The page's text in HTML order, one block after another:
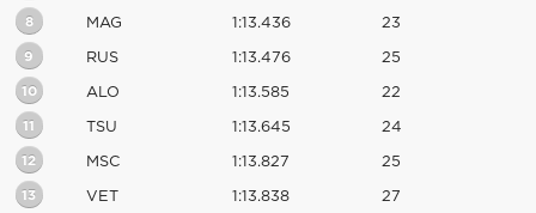
8 MAG 1:13.436 23
9 RUS 1:13.476 25
10 ALO 1:13.585 22
11 TSU 1:13.645 24
12 MSC 1:13.827 25
13 VET 1:13.838 27